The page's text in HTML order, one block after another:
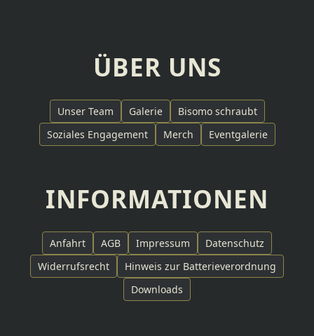
ÜBER UNS
Unser Team Galerie
Bisomo schraubt
Soziales Engagement
Merch Eventgalerie
INFORMATIONEN
Anfahrt AGB Impressum
Datenschutz
Widerrufsrecht
Hinweis zur Batterieverordnung
Downloads